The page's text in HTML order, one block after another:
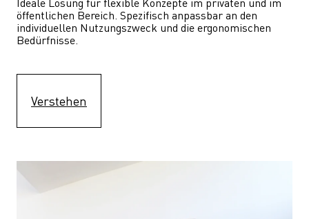
öffentlichen Bereich. Spezifisch anpassbar an den
individuellen Nutzungszweck und die ergonomischen
Bedürfnisse.
Verstehen